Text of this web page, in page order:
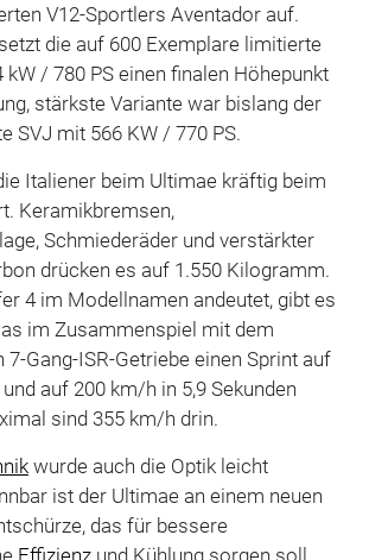
V12-Sportlers Aventador auf.
die auf 600 Exemplare limitierte
/ 780 PS einen finalen Höhepunkt
stärkste Variante war bislang der
SVJ mit 566 KW / 770 PS.
Italiener beim Ultimae kräftig beim
Keramikbremsen,
Schmiederäder und verstärkter
drücken es auf 1.550 Kilogramm.
4 im Modellnamen andeutet, gibt es
im Zusammenspiel mit dem
Gang-ISR-Getriebe einen Sprint auf
auf 200 km/h in 5,9 Sekunden
sind 355 km/h drin.
wurde auch die Optik leicht
ist der Ultimae an einem neuen
das für bessere
Effizienzund Kühlung sorgen soll.